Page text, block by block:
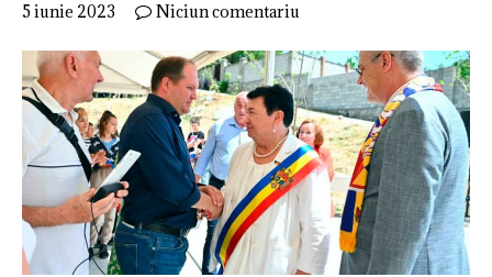
5 iunie 2023 Niciun comentariu